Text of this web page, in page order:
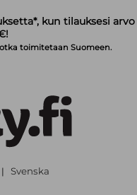
kun tilauksesi arvo
toimitetaan Suomeen.
| Svenska